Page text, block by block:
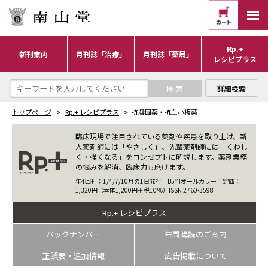
新刊案内 月刊誌「治療」 月刊誌「薬局」
Rp.+
レシピプラス
詳細検索
トップページ Rp.+ レシピプラス 抗凝固薬・抗血小板薬
臨床現場で注目されている薬剤や疾患を取り上げ、新
人薬剤師には「やさしく」、先輩薬剤師には「くわし
く・強くなる」をコンセプトに解説します。薬剤業務
の悩みを解消、臨床力も磨けます。
年4回刊：1/4/7/10月の1日発行 B5判オールカラー 定価：
1,320円（本体1,200円＋税10％）ISSN 2760-3598
Rp.+ レシピプラス
バックナンバー
年間購読のご案内
正誤表・追加情報
広告掲載について